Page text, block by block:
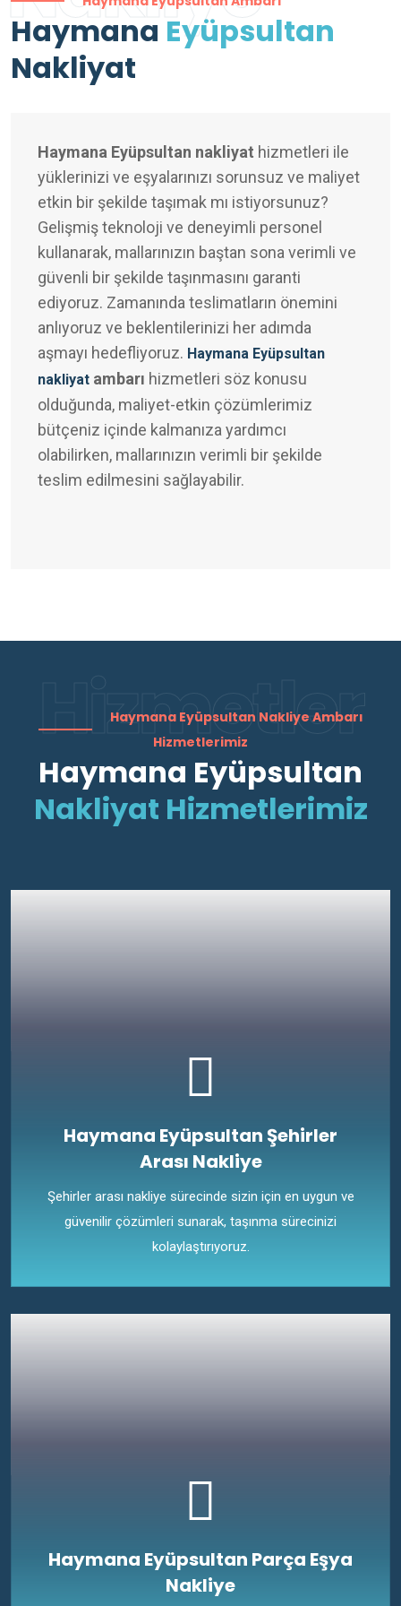
Haymana Eyüpsultan
Nakliyat
Haymana Eyüpsultan nakliyat hizmetleri ile
yüklerinizi ve eşyalarınızı sorunsuz ve maliyet
etkin bir şekilde taşımak mı istiyorsunuz?
Gelişmiş teknoloji ve deneyimli personel
kullanarak, mallarınızın baştan sona verimli ve
güvenli bir şekilde taşınmasını garanti
ediyoruz. Zamanında teslimatların önemini
anlıyoruz ve beklentilerinizi her adımda
aşmayı hedefliyoruz. Haymana Eyüpsultan
nakliyat ambarı hizmetleri söz konusu
olduğunda, maliyet-etkin çözümlerimiz
bütçeniz içinde kalmanıza yardımcı
olabilirken, mallarınızın verimli bir şekilde
teslim edilmesini sağlayabilir.
Hizmetler
Haymana Eyüpsultan Nakliye Ambarı
Hizmetlerimiz
Haymana Eyüpsultan
Nakliyat Hizmetlerimiz
Haymana Eyüpsultan Şehirler
Arası Nakliye
Şehirler arası nakliye sürecinde sizin için en uygun ve
güvenilir çözümleri sunarak, taşınma sürecinizi
kolaylaştırıyoruz.
Haymana Eyüpsultan Parça Eşya
Nakliye